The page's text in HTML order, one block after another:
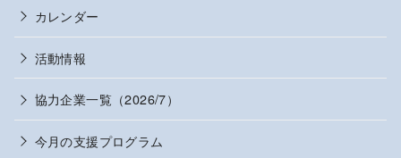
カレンダー
活動情報
協力企業一覧（2026/7）
今月の支援プログラム